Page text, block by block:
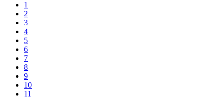
1
2
3
4
5
6
7
8
9
10
11